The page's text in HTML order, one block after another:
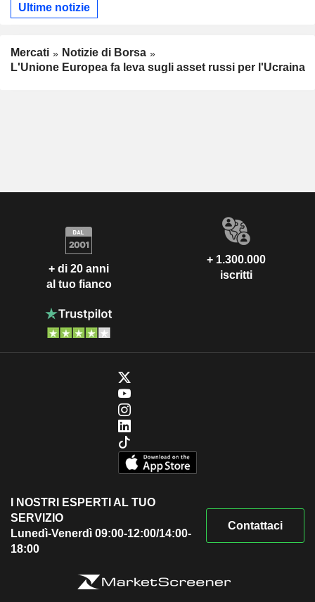
Ultime notizie
Mercati
Notizie di Borsa
L'Unione Europea fa leva sugli asset russi per l'Ucraina
+ di 20 anni
al tuo fianco
+ 1.300.000
iscritti
I NOSTRI ESPERTI AL TUO
SERVIZIO
Lunedì-Venerdì 09:00-12:00/14:00-
18:00
Contattaci